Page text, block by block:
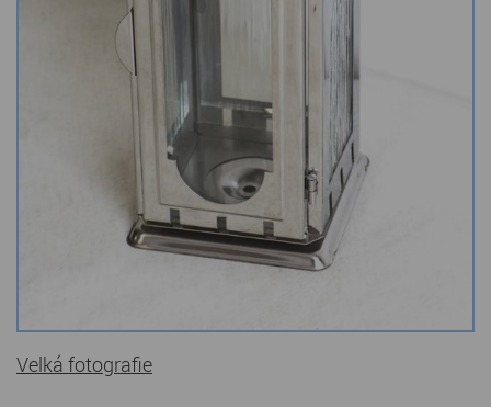
Štípané kamenné obklady
Dárkové předměty z přírodního kamene
Gabiony, gabionový kámen
Údržba a čištění kamene
Velká fotografie